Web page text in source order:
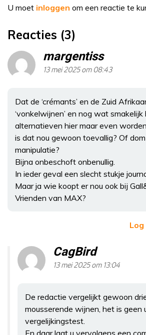
U moet inloggen om een reactie te
Reacties (3)
margentiss
13 mei 2025 om 08:43
Dat de ‘crémants’ en de Zuid
‘vonkelwijnen’ en nog wat smakelijk
alternatieven hier maar even
is dat nou gewoon toevallig? Of
manipulatie?
Bijna onbeschoft onbenullig.
In ieder geval een slecht stukje
Maar ja wie koopt er nou ook bij
Vrienden van MAX?
CagBird
13 mei 2025 om 13:04
De redactie vergelijkt gewoon
mousserende wijnen, het is geen
vergelijkingstest.